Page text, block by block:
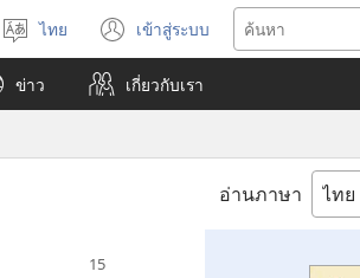
เลือก
ภาษา
ไทย เข้าสู่ระบบ
(เปิด
หน้าต่าง
ใหม่)
ข่าว เกี่ยว​กับ​เรา
อ่านภาษา